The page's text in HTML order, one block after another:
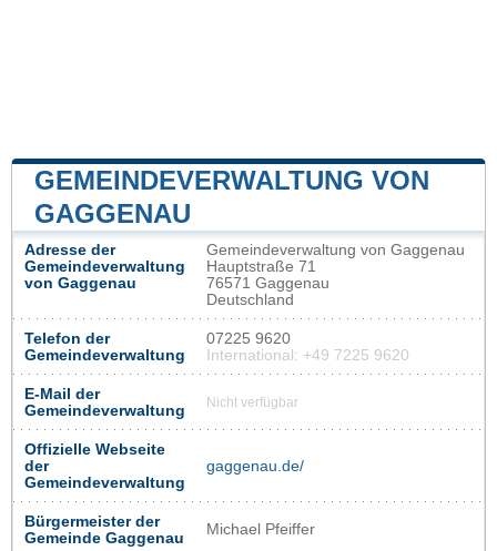
GEMEINDEVERWALTUNG VON
GAGGENAU
Adresse der
Gemeindeverwaltung
von Gaggenau
Gemeindeverwaltung von Gaggenau
Hauptstraße 71
76571 Gaggenau
Deutschland
Telefon der
Gemeindeverwaltung
07225 9620
International: +49 7225 9620
E-Mail der
Gemeindeverwaltung
Nicht verfügbar
Offizielle Webseite
der
Gemeindeverwaltung
gaggenau.de/
Bürgermeister der
Gemeinde Gaggenau
Michael Pfeiffer